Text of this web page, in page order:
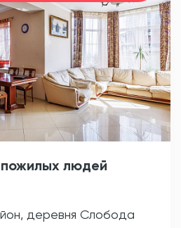
людей
деревня Слобода